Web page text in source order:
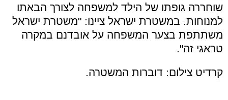
שוחררה גופתו של הילד למשפחה לצורך הבאתו
למנוחות. במשטרת ישראל ציינו: "משטרת ישראל
משתתפת בצער המשפחה על אובדנם במקרה
טראגי זה".
קרדיט צילום: דוברות המשטרה.